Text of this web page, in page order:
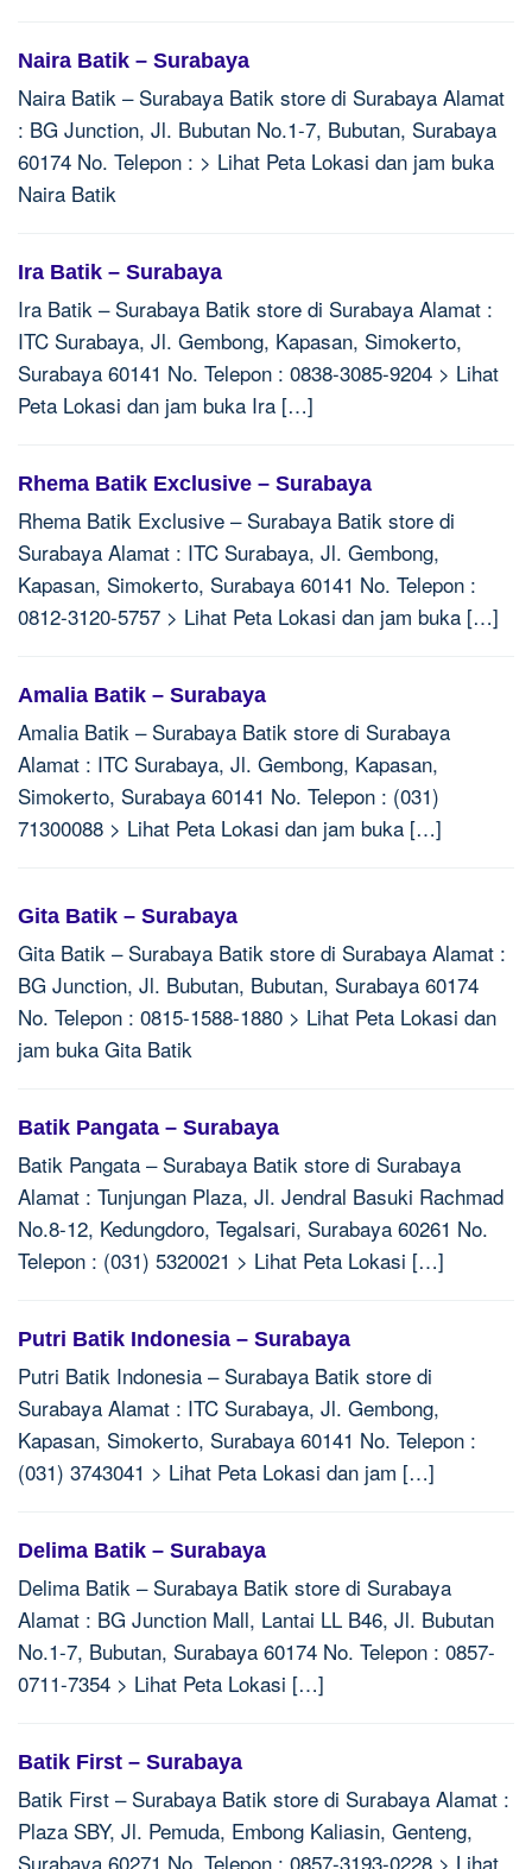
Naira Batik – Surabaya
Naira Batik – Surabaya Batik store di Surabaya Alamat
: BG Junction, Jl. Bubutan No.1-7, Bubutan, Surabaya
60174 No. Telepon : > Lihat Peta Lokasi dan jam buka
Naira Batik
Ira Batik – Surabaya
Ira Batik – Surabaya Batik store di Surabaya Alamat :
ITC Surabaya, Jl. Gembong, Kapasan, Simokerto,
Surabaya 60141 No. Telepon : 0838-3085-9204 > Lihat
Peta Lokasi dan jam buka Ira […]
Rhema Batik Exclusive – Surabaya
Rhema Batik Exclusive – Surabaya Batik store di
Surabaya Alamat : ITC Surabaya, Jl. Gembong,
Kapasan, Simokerto, Surabaya 60141 No. Telepon :
0812-3120-5757 > Lihat Peta Lokasi dan jam buka […]
Amalia Batik – Surabaya
Amalia Batik – Surabaya Batik store di Surabaya
Alamat : ITC Surabaya, Jl. Gembong, Kapasan,
Simokerto, Surabaya 60141 No. Telepon : (031)
71300088 > Lihat Peta Lokasi dan jam buka […]
Gita Batik – Surabaya
Gita Batik – Surabaya Batik store di Surabaya Alamat :
BG Junction, Jl. Bubutan, Bubutan, Surabaya 60174
No. Telepon : 0815-1588-1880 > Lihat Peta Lokasi dan
jam buka Gita Batik
Batik Pangata – Surabaya
Batik Pangata – Surabaya Batik store di Surabaya
Alamat : Tunjungan Plaza, Jl. Jendral Basuki Rachmad
No.8-12, Kedungdoro, Tegalsari, Surabaya 60261 No.
Telepon : (031) 5320021 > Lihat Peta Lokasi […]
Putri Batik Indonesia – Surabaya
Putri Batik Indonesia – Surabaya Batik store di
Surabaya Alamat : ITC Surabaya, Jl. Gembong,
Kapasan, Simokerto, Surabaya 60141 No. Telepon :
(031) 3743041 > Lihat Peta Lokasi dan jam […]
Delima Batik – Surabaya
Delima Batik – Surabaya Batik store di Surabaya
Alamat : BG Junction Mall, Lantai LL B46, Jl. Bubutan
No.1-7, Bubutan, Surabaya 60174 No. Telepon : 0857-
0711-7354 > Lihat Peta Lokasi […]
Batik First – Surabaya
Batik First – Surabaya Batik store di Surabaya Alamat :
Plaza SBY, Jl. Pemuda, Embong Kaliasin, Genteng,
Surabaya 60271 No. Telepon : 0857-3193-0228 > Lihat